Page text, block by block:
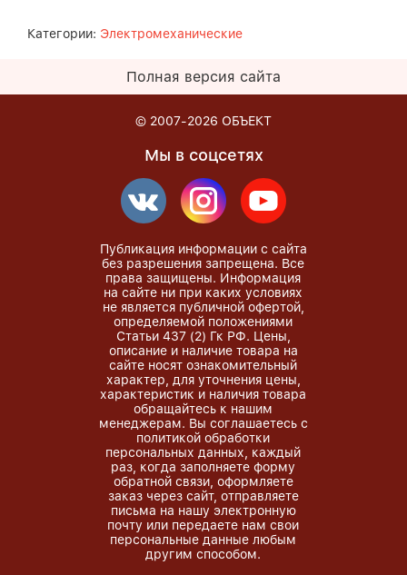
Категории: Электромеханические
Полная версия сайта
© 2007-2026 ОБЪЕКТ
Мы в соцсетях
Публикация информации с сайта
без разрешения запрещена. Все
права защищены. Информация
на сайте ни при каких условиях
не является публичной офертой,
определяемой положениями
Статьи 437 (2) Гк РФ. Цены,
описание и наличие товара на
сайте носят ознакомительный
характер, для уточнения цены,
характеристик и наличия товара
обращайтесь к нашим
менеджерам. Вы соглашаетесь с
политикой обработки
персональных данных, каждый
раз, когда заполняете форму
обратной связи, оформляете
заказ через сайт, отправляете
письма на нашу электронную
почту или передаете нам свои
персональные данные любым
другим способом.